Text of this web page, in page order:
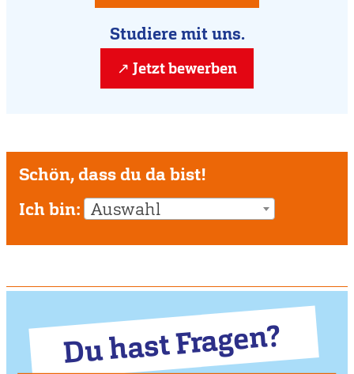
Studiere mit uns.
Jetzt bewerben
Schön, dass du da bist!
Ich bin: Auswahl
Du hast Fragen?